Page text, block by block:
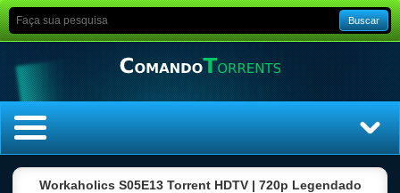
Buscar
Workaholics S05E13 Torrent HDTV | 720p Legendado